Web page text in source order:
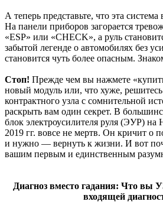
А теперь представьте, что эта
На панели приборов загорается
«ESP» или «CHECK», а руль
забытой легенде о автомобилях без
становится чуть более опасным.
Стоп! Прежде чем вы нажмете
новый модуль или, что хуже,
контрактного узла с сомнительной
раскрыть вам один секрет. В
блок электроусилителя руля (ЭУР) на
2019 гг. вовсе не мертв. Он кричит
и нужно — вернуть к жизни. И вот
вашим первым и единственным
Диагноз вместо гадания: Что вы
входящей